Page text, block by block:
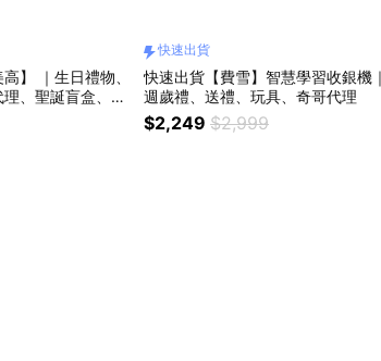
】 ｜生日禮物、
、聖誕盲盒、多
快速出貨
快速出貨【費雪】智慧學習收銀機
週歲禮、送禮、玩具、奇哥代理
$2,249 $2,999